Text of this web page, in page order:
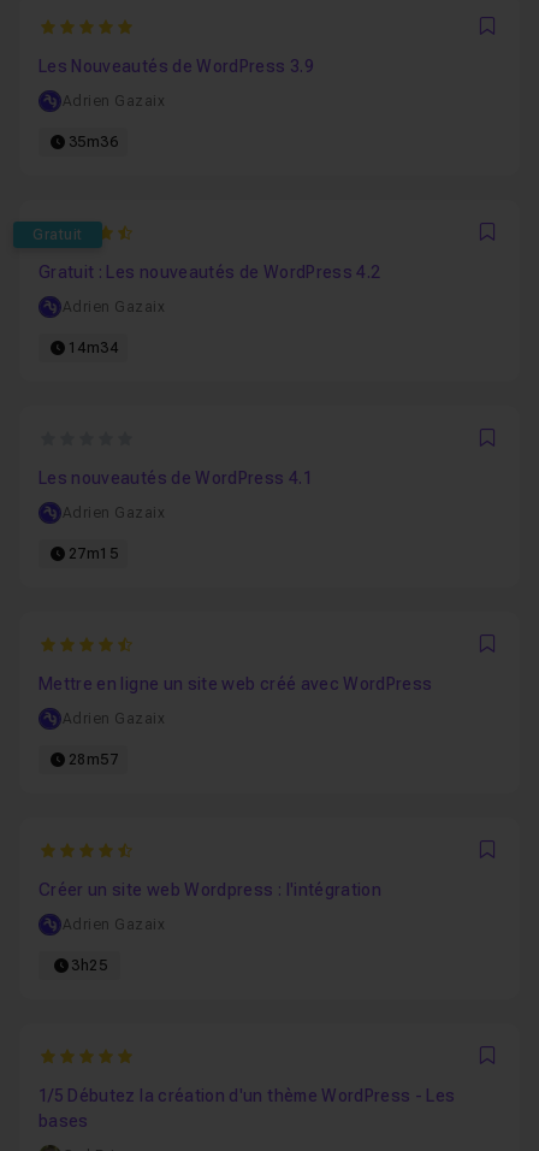
5
Les Nouveautés de WordPress 3.9
Adrien Gazaix
35m36
Gratuit
4.9090909090909
Gratuit : Les nouveautés de WordPress 4.2
Adrien Gazaix
14m34
Les nouveautés de WordPress 4.1
Adrien Gazaix
27m15
4.7894736842105
Mettre en ligne un site web créé avec WordPress
Adrien Gazaix
28m57
4.5777777777778
Créer un site web Wordpress : l'intégration
Adrien Gazaix
3h25
5
1/5 Débutez la création d'un thème WordPress - Les
bases